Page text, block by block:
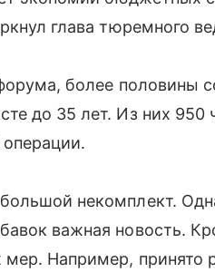
глава тюремного
более половины
до 35 лет. Из них 950
некомплект.
важная новость.
Например, принято